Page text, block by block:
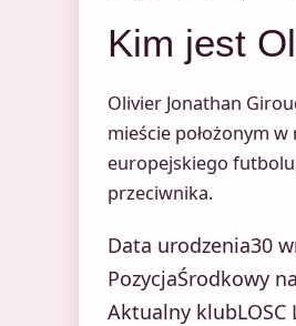
Kim jest
Olivier Jonathan
mieście położonym
europejskiego
przeciwnika.
Data urodzenia30
PozycjaŚrodkowy
Aktualny klub